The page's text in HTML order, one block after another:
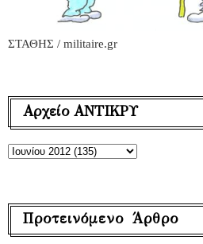
ΣΤΑΘΗΣ / militaire.gr
Αρχείο ΑΝΤΙΚΡΥ
Προτεινόμενο Άρθρο